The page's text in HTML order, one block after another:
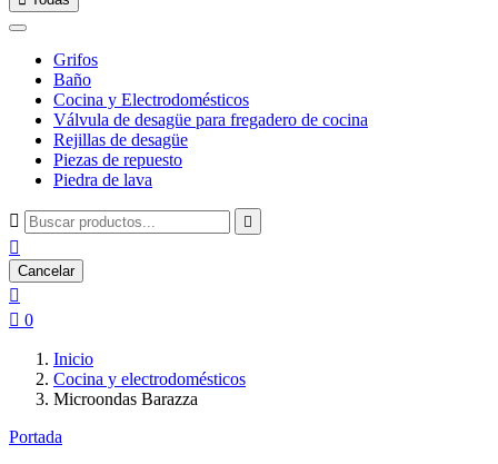
Grifos
Baño
Cocina y Electrodomésticos
Válvula de desagüe para fregadero de cocina
Rejillas de desagüe
Piezas de repuesto
Piedra de lava
 

Cancelar

 0
Inicio
Cocina y electrodomésticos
Microondas Barazza
Portada